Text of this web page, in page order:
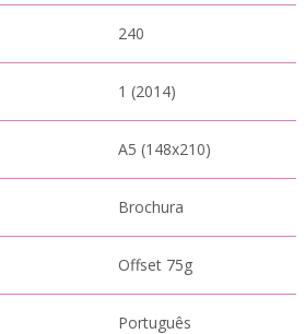
240
1 (2014)
A5 (148x210)
Brochura
Offset 75g
Português